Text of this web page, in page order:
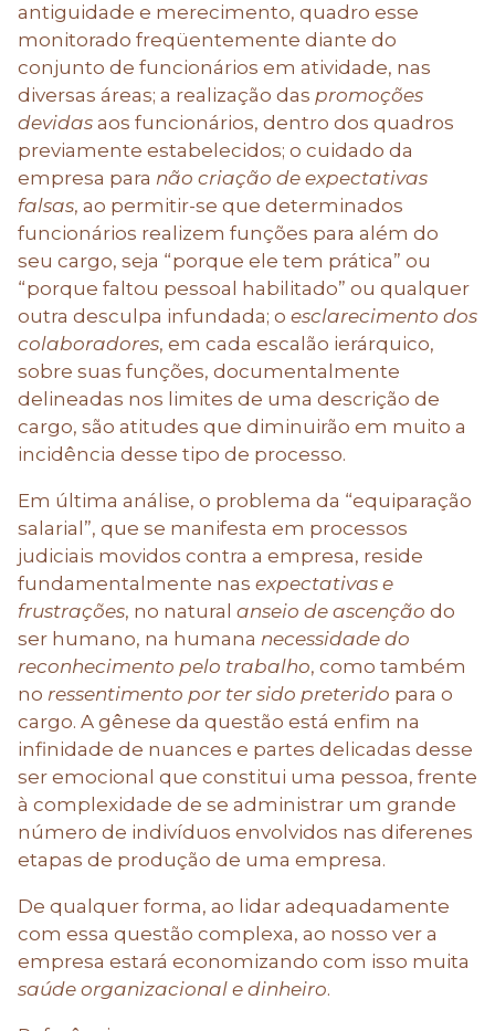
antiguidade e merecimento, quadro esse
monitorado freqüentemente diante do
conjunto de funcionários em atividade, nas
diversas áreas; a realização das promoções
devidasaos funcionários, dentro dos quadros
previamente estabelecidos; o cuidado da
empresa para não criação de expectativas
falsas, ao permitir-se que determinados
funcionários realizem funções para além do
seu cargo, seja “porque ele tem prática” ou
“porque faltou pessoal habilitado” ou qualquer
outra desculpa infundada; o esclarecimento dos
colaboradores, em cada escalão ierárquico,
sobre suas funções, documentalmente
delineadas nos limites de uma descrição de
cargo, são atitudes que diminuirão em muito a
incidência desse tipo de processo.
Em última análise, o problema da “equiparação
salarial”, que se manifesta em processos
judiciais movidos contra a empresa, reside
fundamentalmente nas expectativas e
frustrações, no natural anseio de ascenção do
ser humano, na humana necessidade do
reconhecimento pelo trabalho, como também
no ressentimento por ter sido preterido para o
cargo. A gênese da questão está enfim na
infinidade de nuances e partes delicadas desse
ser emocional que constitui uma pessoa, frente
à complexidade de se administrar um grande
número de indivíduos envolvidos nas diferenes
etapas de produção de uma empresa.
De qualquer forma, ao lidar adequadamente
com essa questão complexa, ao nosso ver a
empresa estará economizando com isso muita
saúde organizacional e dinheiro.